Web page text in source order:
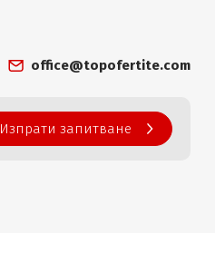
office@topofertite.com
Изпрати запитване